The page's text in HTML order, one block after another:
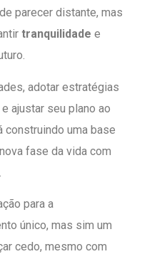
parecer distante, mas
tranquilidade e
adotar estratégias
ajustar seu plano ao
construindo uma base
fase da vida com
para a
único, mas sim um
cedo, mesmo com